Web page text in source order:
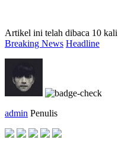
Artikel ini telah dibaca 10 kali
Breaking News Headline
admin Penulis